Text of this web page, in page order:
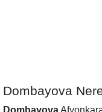
Dombayova
Dombayova